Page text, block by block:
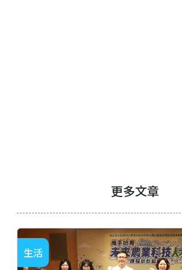
更多文章
生活